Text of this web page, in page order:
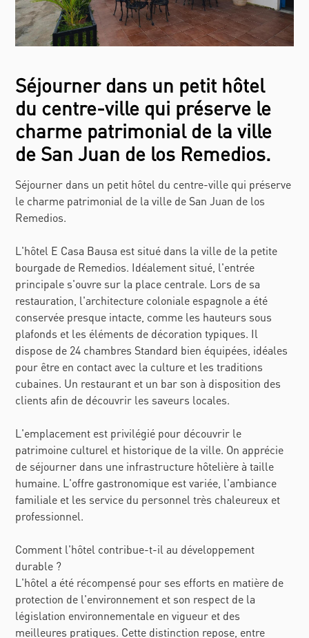
Séjourner dans un petit hôtel
du centre-ville qui préserve le
charme patrimonial de la ville
de San Juan de los Remedios.
Séjourner dans un petit hôtel du centre-ville qui préserve
le charme patrimonial de la ville de San Juan de los
Remedios.
L'hôtel E Casa Bausa est situé dans la ville de la petite
bourgade de Remedios. Idéalement situé, l'entrée
principale s'ouvre sur la place centrale. Lors de sa
restauration, l'architecture coloniale espagnole a été
conservée presque intacte, comme les hauteurs sous
plafonds et les éléments de décoration typiques. Il
dispose de 24 chambres Standard bien équipées, idéales
pour être en contact avec la culture et les traditions
cubaines. Un restaurant et un bar son à disposition des
clients afin de découvrir les saveurs locales.
L'emplacement est privilégié pour découvrir le
patrimoine culturel et historique de la ville. On apprécie
de séjourner dans une infrastructure hôtelière à taille
humaine. L'offre gastronomique est variée, l'ambiance
familiale et les service du personnel très chaleureux et
professionnel.
Comment l'hôtel contribue-t-il au développement
durable ?
L'hôtel a été récompensé pour ses efforts en matière de
protection de l'environnement et son respect de la
législation environnementale en vigueur et des
meilleures pratiques. Cette distinction repose, entre